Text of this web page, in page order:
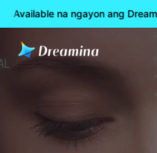
Available na ngayon ang
Home Libreng Deepfake Image